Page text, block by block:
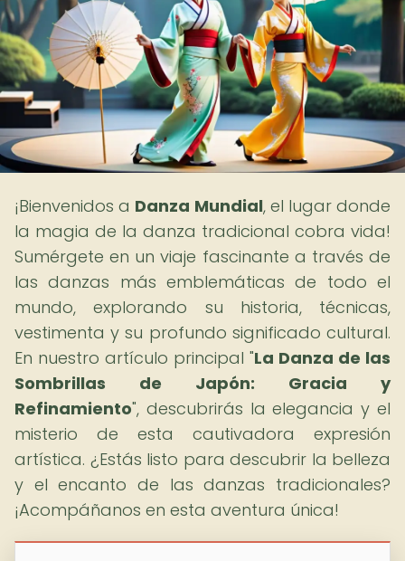
¡Bienvenidos a Danza Mundial, el lugar donde
la magia de la danza tradicional cobra vida!
Sumérgete en un viaje fascinante a través de
las danzas más emblemáticas de todo el
mundo, explorando su historia, técnicas,
vestimenta y su profundo significado cultural.
En nuestro artículo principal "La Danza de las
Sombrillas de Japón: Gracia y
Refinamiento", descubrirás la elegancia y el
misterio de esta cautivadora expresión
artística. ¿Estás listo para descubrir la belleza
y el encanto de las danzas tradicionales?
¡Acompáñanos en esta aventura única!